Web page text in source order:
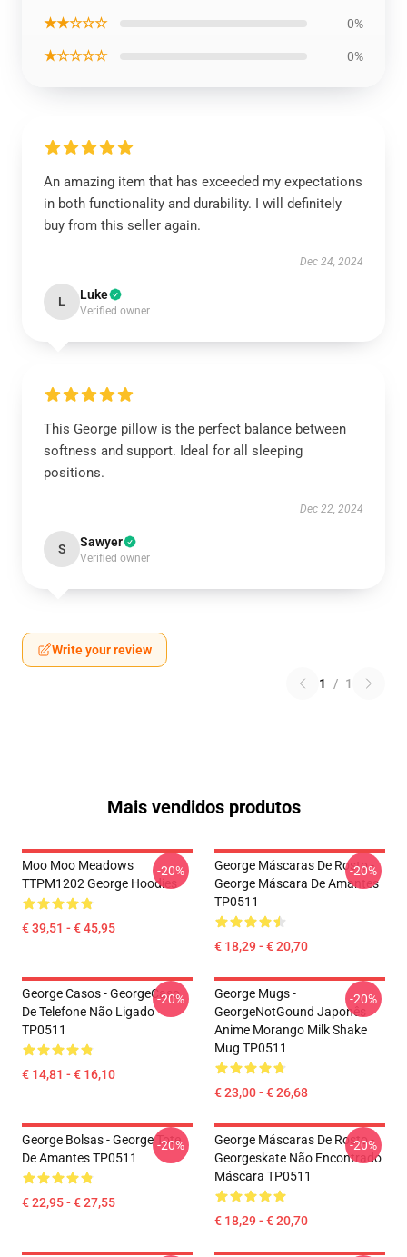
★★☆☆☆ 0%
★☆☆☆☆ 0%
An amazing item that has exceeded my expectations
in both functionality and durability. I will definitely
buy from this seller again.
Dec 24, 2024
L Luke
Verified owner
This George pillow is the perfect balance between
softness and support. Ideal for all sleeping
positions.
Dec 22, 2024
S Sawyer
Verified owner
Write your review
1 / 1
Mais vendidos produtos
Moo Moo Meadows
TTPM1202 George Hoodies
€ 39,51 - € 45,95
-20%
George Máscaras De Rosto -
George Máscara De Amantes
TP0511
€ 18,29 - € 20,70
-20%
George Casos - GeorgeCaso
De Telefone Não Ligado
TP0511
€ 14,81 - € 16,10
-20%
George Mugs -
GeorgeNotGound Japonês
Anime Morango Milk Shake
Mug TP0511
€ 23,00 - € 26,68
-20%
George Bolsas - George Tote
De Amantes TP0511
€ 22,95 - € 27,55
-20%
George Máscaras De Rosto -
Georgeskate Não Encontrado
Máscara TP0511
€ 18,29 - € 20,70
-20%